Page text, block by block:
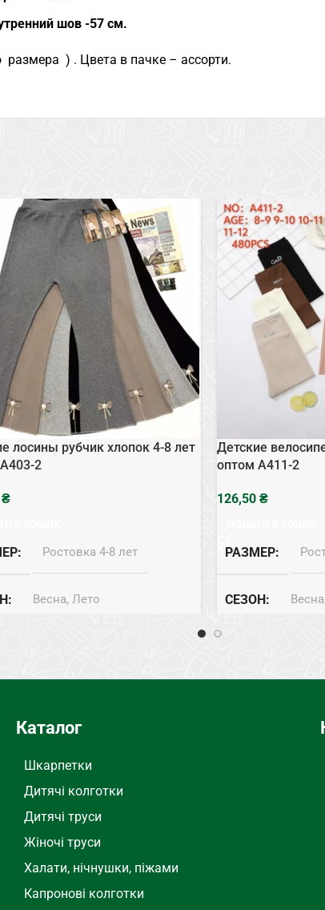
шов -57 см.
) . Цвета в пачке – ассорти.
лосины рубчик хлопок 4-8 лет
2
₴
Ростовка 4-8 лет
Весна, Лето
Детские
оптом A411-2
₴
РАЗМЕР
СЕЗОН
Каталог
Шкарпетки
Дитячі колготки
Дитячі труси
Жіночі труси
Халати, нічнушки, піжами
Капронові колготки